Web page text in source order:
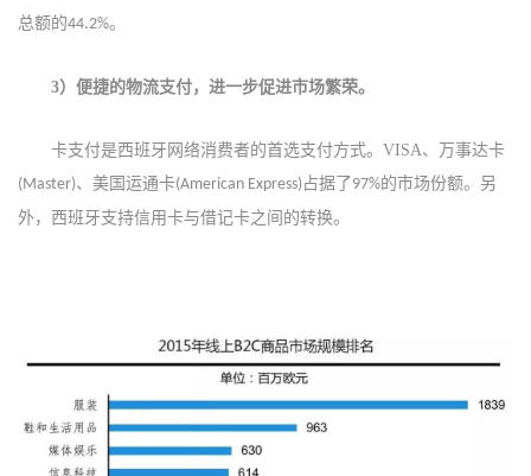
总额的44.2%。
3）便捷的物流支付，进一步促进市场繁荣。
卡支付是西班牙网络消费者的首选支付方式。 VISA、万事达卡
(Master)、美国运通卡(American Express) 占据了 97%的市场份额。另
外，西班牙支持信用卡与借记卡之间的转换。